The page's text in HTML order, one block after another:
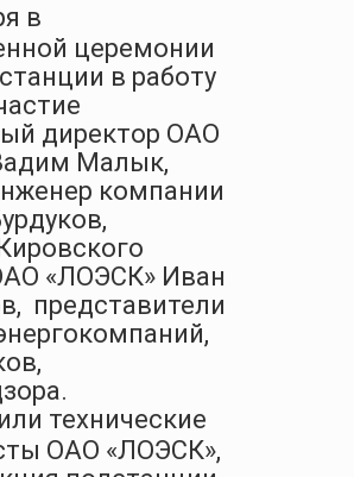
в
церемонии
в работу
директор ОАО
Малык,
компании
«ЛОЭСК» Иван
представители
технические
ОАО «ЛОЭСК»,